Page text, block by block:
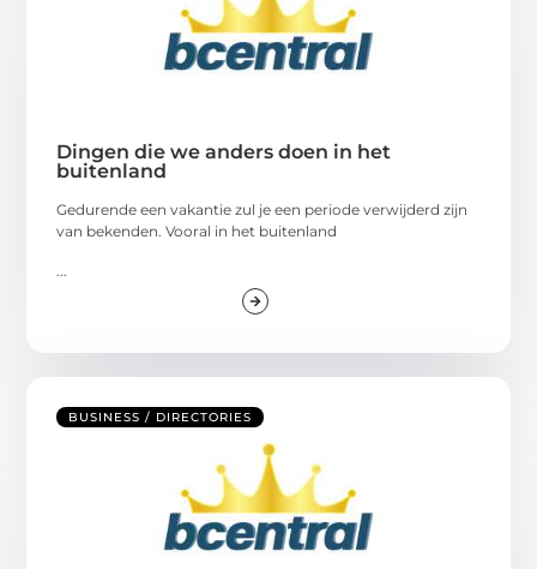
Dingen die we anders doen in het
buitenland
Gedurende een vakantie zul je een periode verwijderd zijn
van bekenden. Vooral in het buitenland
BUSINESS / DIRECTORIES